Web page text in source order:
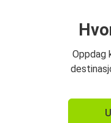
Oppdag